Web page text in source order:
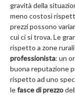
gravità della
meno costosi
prezzi possono
cui ci si trova. Le
rispetto a zone
professionista: un
buona reputazione
rispetto ad uno
lefasce di prezzo